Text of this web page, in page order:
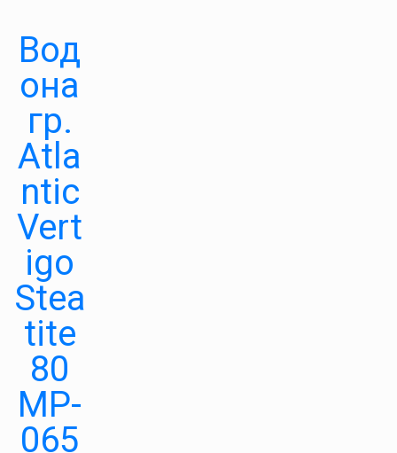
Вод
она
гр.
Atla
ntic
Vert
igo
Stea
tite
80
MP-
065